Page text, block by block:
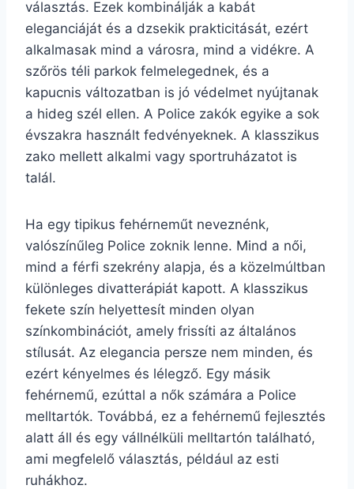
választás. Ezek kombinálják a kabát
eleganciáját és a dzsekik prakticitását, ezért
alkalmasak mind a városra, mind a vidékre. A
szőrös téli parkok felmelegednek, és a
kapucnis változatban is jó védelmet nyújtanak
a hideg szél ellen. A Police zakók egyike a sok
évszakra használt fedvényeknek. A klasszikus
zako mellett alkalmi vagy sportruházatot is
talál.
Ha egy tipikus fehérneműt neveznénk,
valószínűleg Police zoknik lenne. Mind a női,
mind a férfi szekrény alapja, és a közelmúltban
különleges divatterápiát kapott. A klasszikus
fekete szín helyettesít minden olyan
színkombinációt, amely frissíti az általános
stílusát. Az elegancia persze nem minden, és
ezért kényelmes és lélegző. Egy másik
fehérnemű, ezúttal a nők számára a Police
melltartók. Továbbá, ez a fehérnemű fejlesztés
alatt áll és egy vállnélküli melltartón található,
ami megfelelő választás, például az esti
ruhákhoz.